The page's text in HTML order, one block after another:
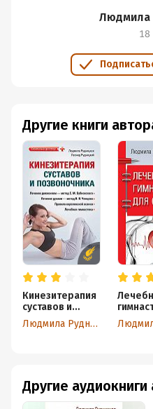
Людмила
18
Другие книги
Кинезитерапия
суставов и
позвоночника Людмила Рудницкая
сосудов
Другие аудиокниги